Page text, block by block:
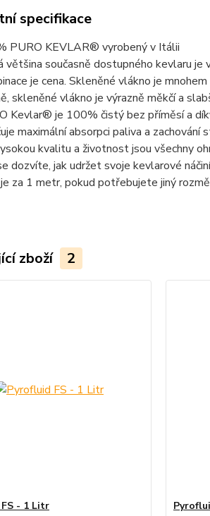
specifikace
PURO KEVLAR® vyrobený v Itálii
většina současně dostupného kevlaru je
je cena. Skleněné vlákno je
skleněné vlákno je výrazně měkčí a
Kevlar® je 100% čistý bez příměsí a
maximální absorpci paliva a
kvalitu a životnost jsou všechny
dozvíte, jak udržet svoje kevlarové
za 1 metr, pokud potřebujete jiný
zboží 2
- 1 Litr